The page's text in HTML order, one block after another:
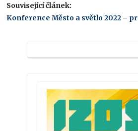
Související článek:
Konference Město a světlo 2022 –